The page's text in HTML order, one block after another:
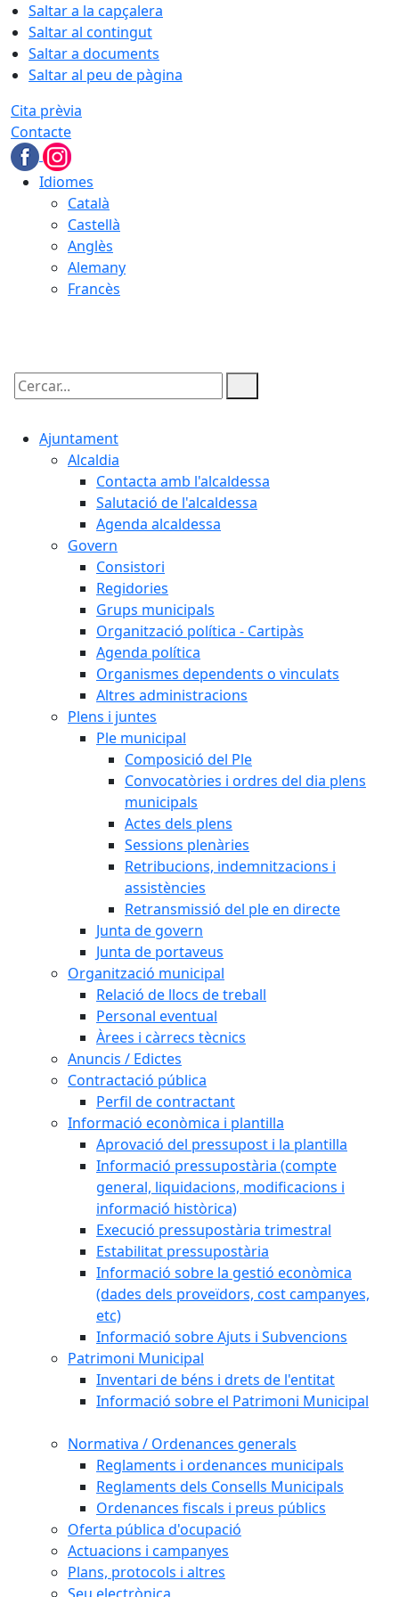
Saltar a la capçalera
Saltar al contingut
Saltar a documents
Saltar al peu de pàgina
Cita prèvia
Contacte
Idiomes
Català
Castellà
Anglès
Alemany
Francès
Cercar:
Ajuntament
Alcaldia
Contacta amb l'alcaldessa
Salutació de l'alcaldessa
Agenda alcaldessa
Govern
Consistori
Regidories
Grups municipals
Organització política - Cartipàs
Agenda política
Organismes dependents o vinculats
Altres administracions
Plens i juntes
Ple municipal
Composició del Ple
Convocatòries i ordres del dia plens
municipals
Actes dels plens
Sessions plenàries
Retribucions, indemnitzacions i
assistències
Retransmissió del ple en directe
Junta de govern
Junta de portaveus
Organització municipal
Relació de llocs de treball
Personal eventual
Àrees i càrrecs tècnics
Anuncis / Edictes
Contractació pública
Perfil de contractant
Informació econòmica i plantilla
Aprovació del pressupost i la plantilla
Informació pressupostària (compte
general, liquidacions, modificacions i
informació històrica)
Execució pressupostària trimestral
Estabilitat pressupostària
Informació sobre la gestió econòmica
(dades dels proveïdors, cost campanyes,
etc)
Informació sobre Ajuts i Subvencions
Patrimoni Municipal
Inventari de béns i drets de l'entitat
Informació sobre el Patrimoni Municipal
Normativa / Ordenances generals
Reglaments i ordenances municipals
Reglaments dels Consells Municipals
Ordenances fiscals i preus públics
Oferta pública d'ocupació
Actuacions i campanyes
Plans, protocols i altres